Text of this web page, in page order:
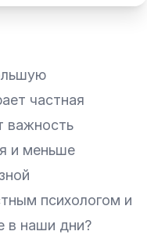
частная
важность
и меньше
психологом и
в наши дни?